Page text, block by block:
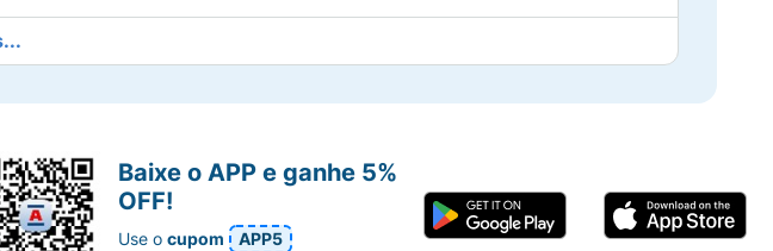
Baixe o APP e ganhe 5%
OFF!
Use ocupom
APP5